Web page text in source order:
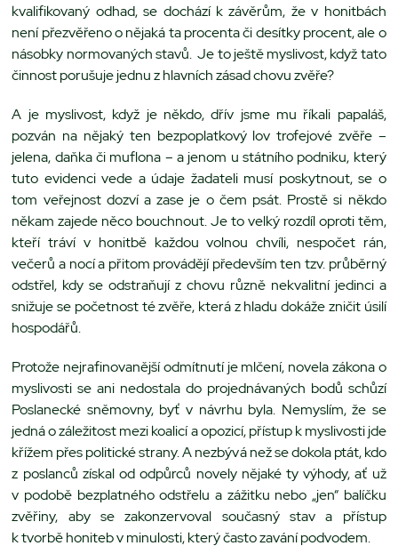
kvalifikovaný odhad, se dochází k závěrům, že v honitbách
není přezvěřeno o nějaká ta procenta či desítky procent, ale o
násobky normovaných stavů. Je to ještě myslivost, když tato
činnost porušuje jednu z hlavních zásad chovu zvěře?
A je myslivost, když je někdo, dřív jsme mu říkali papaláš,
pozván na nějaký ten bezpoplatkový lov trofejové zvěře –
jelena, daňka či muflona – a jenom u státního podniku, který
tuto evidenci vede a údaje žadateli musí poskytnout, se o
tom veřejnost dozví a zase je o čem psát. Prostě si někdo
někam zajede něco bouchnout. Je to velký rozdíl oproti těm,
kteří tráví v honitbě každou volnou chvíli, nespočet rán,
večerů a nocí a přitom provádějí především ten tzv. průběrný
odstřel, kdy se odstraňují z chovu různě nekvalitní jedinci a
snižuje se početnost té zvěře, která z hladu dokáže zničit úsilí
hospodářů.
Protože nejrafinovanější odmítnutí je mlčení, novela zákona o
myslivosti se ani nedostala do projednávaných bodů schůzí
Poslanecké sněmovny, byť v návrhu byla. Nemyslím, že se
jedná o záležitost mezi koalicí a opozicí, přístup k myslivosti jde
křížem přes politické strany. A nezbývá než se dokola ptát, kdo
z poslanců získal od odpůrců novely nějaké ty výhody, ať už
v podobě bezplatného odstřelu a zážitku nebo „jen“ balíčku
zvěřiny, aby se zakonzervoval současný stav a přístup
k tvorbě honiteb v minulosti, který často zavání podvodem.